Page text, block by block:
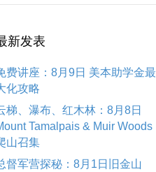
新发表
费讲座：8月9日 美本助学金最
化攻略
梯、瀑布、红木林：8月8日
Tamalpais & Muir Woods
山召集
督军营探秘：8月1日旧金山